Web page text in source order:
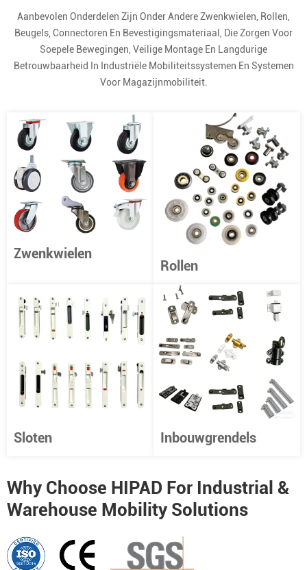
Aanbevolen Onderdelen Zijn Onder Andere Zwenkwielen, Rollen,
Beugels, Connectoren En Bevestigingsmateriaal, Die Zorgen Voor
Soepele Bewegingen, Veilige Montage En Langdurige
Betrouwbaarheid In Industriële Mobiliteitssystemen En Systemen
Voor Magazijnmobiliteit.
Zwenkwielen
Rollen
Sloten Inbouwgrendels
Why Choose HIPAD For Industrial &
Warehouse Mobility Solutions